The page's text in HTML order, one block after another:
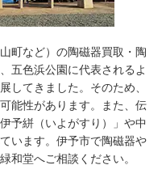
町など）の陶磁器買取・陶
五色浜公園に代表されるよ
してきました。そのため、
能性があります。また、伝
予絣（いよがすり）」や中
います。伊予市で陶磁器や
和堂へご相談ください。